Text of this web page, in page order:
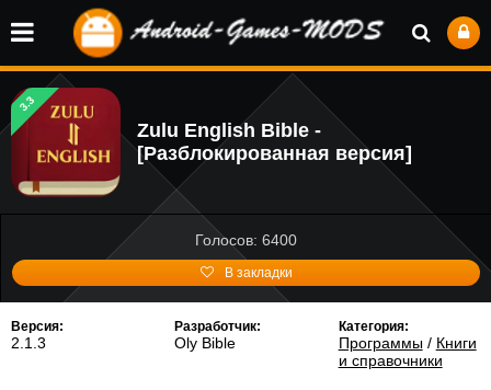
3.3
Zulu English Bible -
[Разблокированная версия]
Голосов: 6400
В закладки
Версия:
2.1.3
Разработчик:
Oly Bible
Категория:
Программы/ Книги
и справочники